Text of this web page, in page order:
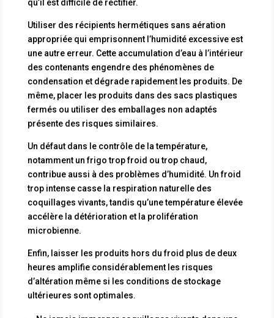
qu’il est difficile de rectifier.
Utiliser des récipients hermétiques sans aération
appropriée qui emprisonnent l’humidité excessive est
une autre erreur. Cette accumulation d’eau à l’intérieur
des contenants engendre des phénomènes de
condensation et dégrade rapidement les produits. De
même, placer les produits dans des sacs plastiques
fermés ou utiliser des emballages non adaptés
présente des risques similaires.
Un défaut dans le contrôle de la température,
notamment un frigo trop froid ou trop chaud,
contribue aussi à des problèmes d’humidité. Un froid
trop intense casse la respiration naturelle des
coquillages vivants, tandis qu’une température élevée
accélère la détérioration et la prolifération
microbienne.
Enfin, laisser les produits hors du froid plus de deux
heures amplifie considérablement les risques
d’altération même si les conditions de stockage
ultérieures sont optimales.